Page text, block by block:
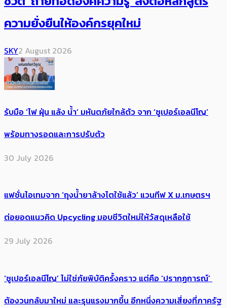
ความยั่งยืนให้องค์กรยุคใหม่
SKY2 August 2026
รับมือ ‘ไฟ ฝุ่น แล้ง น้ำ’ มหันตภัยใกล้ตัว จาก ‘ซูเปอร์เอลนีโญ’
พร้อมทางรอดและการปรับตัว
30 July 2026
แฟชั่นไอเทมจาก ‘ถุงน้ำยาล้างไตใช้แล้ว’ แวนทีฟ X ม.เกษตรฯ
ต่อยอดแนวคิด Upcycling มอบชีวิตใหม่ให้วัสดุเหลือใช้
29 July 2026
‘ซูเปอร์เอลนีโญ’ ไม่ใช่ภัยพิบัติครั้งคราว แต่คือ ‘ปรากฏการณ์’ ​
ต้อง​วนกลับมาใหม่ และรุนแรงมากขึ้น อีกหนึ่งความเสี่ยงที่ภาครัฐ